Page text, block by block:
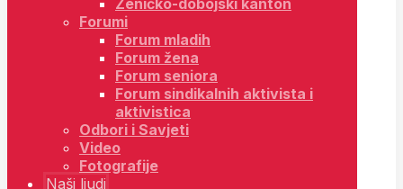
Zeničko-dobojski kanton
Forumi
Forum mladih
Forum žena
Forum seniora
Forum sindikalnih aktivista i
aktivistica
Odbori i Savjeti
Video
Fotografije
Naši ljudi